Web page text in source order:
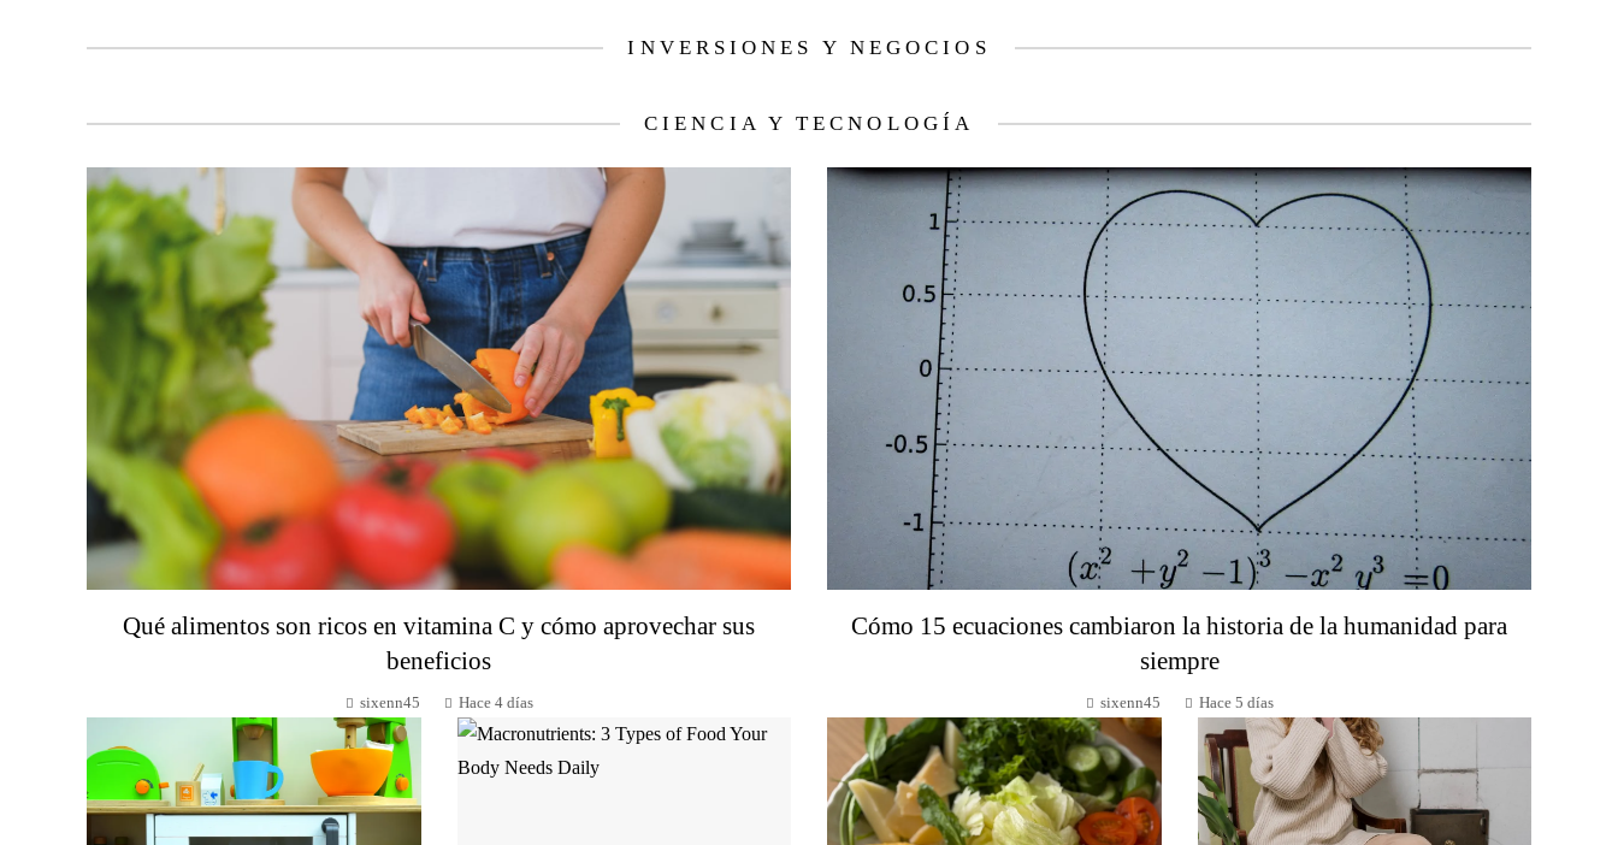
INVERSIONES Y NEGOCIOS
CIENCIA Y TECNOLOGÍA
Qué alimentos son ricos en vitamina C y cómo aprovechar sus
beneficios
sixenn45 Hace 4 días
Cómo 15 ecuaciones cambiaron la historia de la humanidad para
siempre
sixenn45 Hace 5 días